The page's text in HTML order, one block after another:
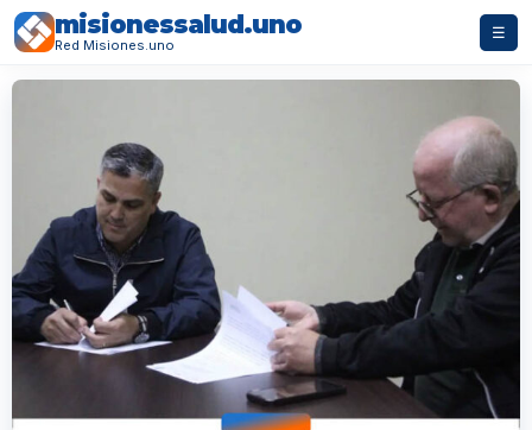
misionessalud.uno
Red Misiones.uno
☰